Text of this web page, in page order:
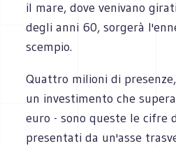
il mare, dove venivano
degli anni 60, sorgerà
scempio.
Quattro milioni di
un investimento che
euro - sono queste le cifre
presentati da un'asse